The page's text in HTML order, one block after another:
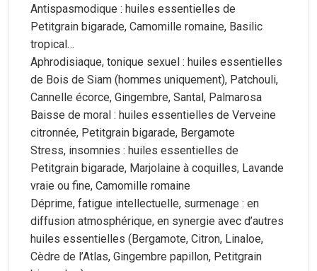
Antispasmodique : huiles essentielles de
Petitgrain bigarade, Camomille romaine, Basilic
tropical…
Aphrodisiaque, tonique sexuel : huiles essentielles
de Bois de Siam (hommes uniquement), Patchouli,
Cannelle écorce, Gingembre, Santal, Palmarosa
Baisse de moral : huiles essentielles de Verveine
citronnée, Petitgrain bigarade, Bergamote
Stress, insomnies : huiles essentielles de
Petitgrain bigarade, Marjolaine à coquilles, Lavande
vraie ou fine, Camomille romaine
Déprime, fatigue intellectuelle, surmenage : en
diffusion atmosphérique, en synergie avec d’autres
huiles essentielles (Bergamote, Citron, Linaloe,
Cèdre de l’Atlas, Gingembre papillon, Petitgrain